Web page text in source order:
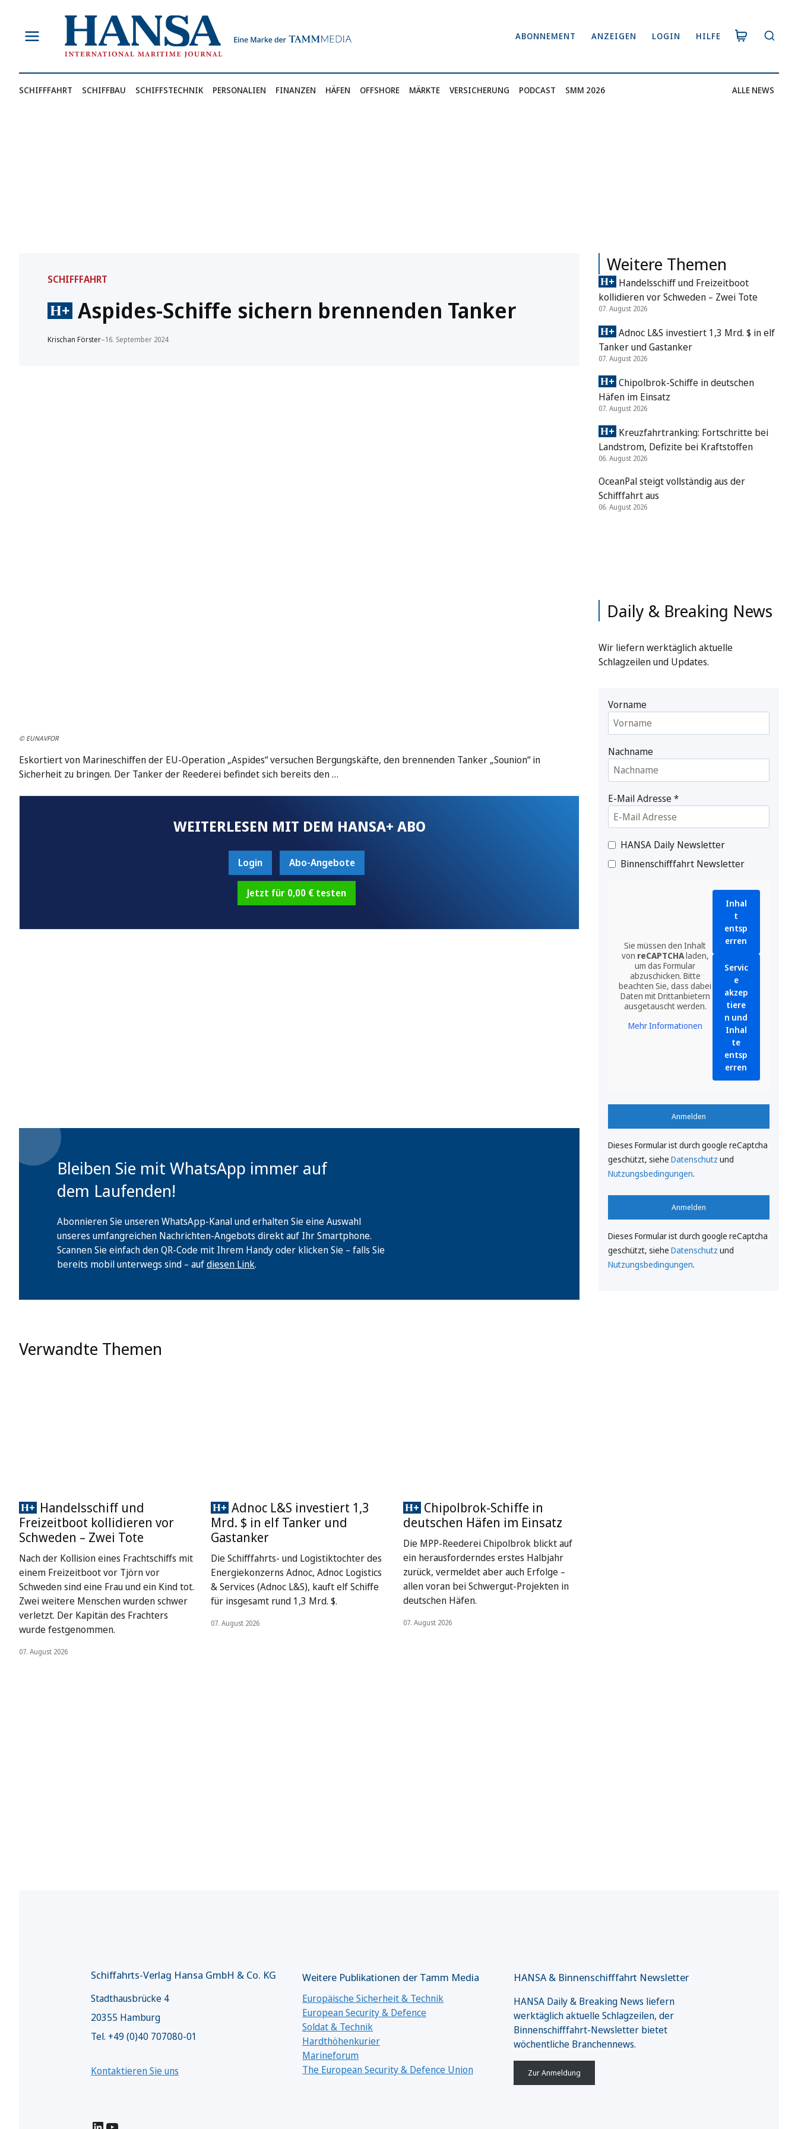
springen
ABONNEMENT ANZEIGEN LOGIN HILFE
SCHIFFFAHRT SCHIFFBAU SCHIFFSTECHNIK PERSONALIEN FINANZEN HÄFEN OFFSHORE MÄRKTE VERSICHERUNG PODCAST SMM 2026 ALLE NEWS
SCHIFFFAHRT
Aspides-Schiffe sichern brennenden Tanker
Krischan Förster–16. September 2024
© EUNAVFOR
Eskortiert von Marineschiffen der EU-Operation „Aspides“ versuchen Bergungskäfte, den brennenden Tanker „Sounion“ in
Sicherheit zu bringen. Der Tanker der Reederei befindet sich bereits den …
WEITERLESEN MIT DEM HANSA+ ABO
Login Abo-Angebote
Jetzt für 0,00 € testen
Bleiben Sie mit WhatsApp immer auf
dem Laufenden!
Abonnieren Sie unseren WhatsApp-Kanal und erhalten Sie eine Auswahl
unseres umfangreichen Nachrichten-Angebots direkt auf Ihr Smartphone.
Scannen Sie einfach den QR-Code mit Ihrem Handy oder klicken Sie – falls Sie
bereits mobil unterwegs sind – aufdiesen Link.
Verwandte Themen
Handelsschiff und
Freizeitboot kollidieren vor
Schweden – Zwei Tote
Nach der Kollision eines Frachtschiffs mit
einem Freizeitboot vor Tjörn vor
Schweden sind eine Frau und ein Kind tot.
Zwei weitere Menschen wurden schwer
verletzt. Der Kapitän des Frachters
wurde festgenommen.
07. August 2026
Adnoc L&S investiert 1,3
Mrd. $ in elf Tanker und
Gastanker
Die Schifffahrts- und Logistiktochter des
Energiekonzerns Adnoc, Adnoc Logistics
& Services (Adnoc L&S), kauft elf Schiffe
für insgesamt rund 1,3 Mrd. $.
07. August 2026
Chipolbrok-Schiffe in
deutschen Häfen im Einsatz
Die MPP-Reederei Chipolbrok blickt auf
ein herausforderndes erstes Halbjahr
zurück, vermeldet aber auch Erfolge –
allen voran bei Schwergut-Projekten in
deutschen Häfen.
07. August 2026
Weitere Themen
Handelsschiff und Freizeitboot
kollidieren vor Schweden – Zwei Tote
07. August 2026
Adnoc L&S investiert 1,3 Mrd. $ in elf
Tanker und Gastanker
07. August 2026
Chipolbrok-Schiffe in deutschen
Häfen im Einsatz
07. August 2026
Kreuzfahrtranking: Fortschritte bei
Landstrom, Defizite bei Kraftstoffen
06. August 2026
OceanPal steigt vollständig aus der
Schifffahrt aus
06. August 2026
Daily & Breaking News
Wir liefern werktäglich aktuelle
Schlagzeilen und Updates.
Vorname
Nachname
E-Mail Adresse*
HANSA Daily Newsletter
Binnenschifffahrt Newsletter
Sie müssen den Inhalt
von reCAPTCHAladen,
um das Formular
abzuschicken. Bitte
beachten Sie, dass dabei
Daten mit Drittanbietern
ausgetauscht werden.
Mehr Informationen
Inhal
t
entsp
erren
Servic
e
akzep
tiere
n und
Inhal
te
entsp
erren
Anmelden
Dieses Formular ist durch google reCaptcha
geschützt, siehe Datenschutz und
Nutzungsbedingungen.
Anmelden
Dieses Formular ist durch google reCaptcha
geschützt, siehe Datenschutz und
Nutzungsbedingungen.
Schiffahrts-Verlag Hansa GmbH & Co. KG
Stadthausbrücke 4
20355 Hamburg
Tel. +49 (0)40 707080-01
Kontaktieren Sie uns
Weitere Publikationen der Tamm Media
Europäische Sicherheit & Technik
European Security & Defence
Soldat & Technik
Hardthöhenkurier
Marineforum
The European Security & Defence Union
HANSA & Binnenschifffahrt Newsletter
HANSA Daily & Breaking News liefern
werktäglich aktuelle Schlagzeilen, der
Binnenschifffahrt-Newsletter bietet
wöchentliche Branchennews.
Zur Anmeldung